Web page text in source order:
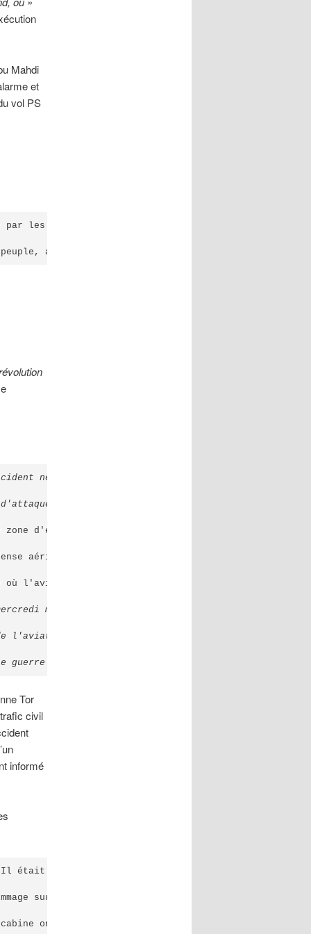
Mahdi
et
vol PS
les forces armées : Une erreur humaine lors d'une
aux familles de toutes les victimes et aux
ne se serait pas produit. Au CGRI, nous
contre une base américaine en Irak lorsque
zone d'exclusion aérienne compte tenu de la
aérienne a envoyé un message à ses
où l'avion ukrainien a été abattu par la défense
matin et déclaré que nous supposions que
qui ont continué à nier la frappe de
guerre totale avec les États-Unis. Nous avons
Tor
civil
informé
nécessaire de déterminer comment ces morceaux
sur la plupart des parties de l'avion. Il n'y a
ont été identifiés. Et puis la découverte a